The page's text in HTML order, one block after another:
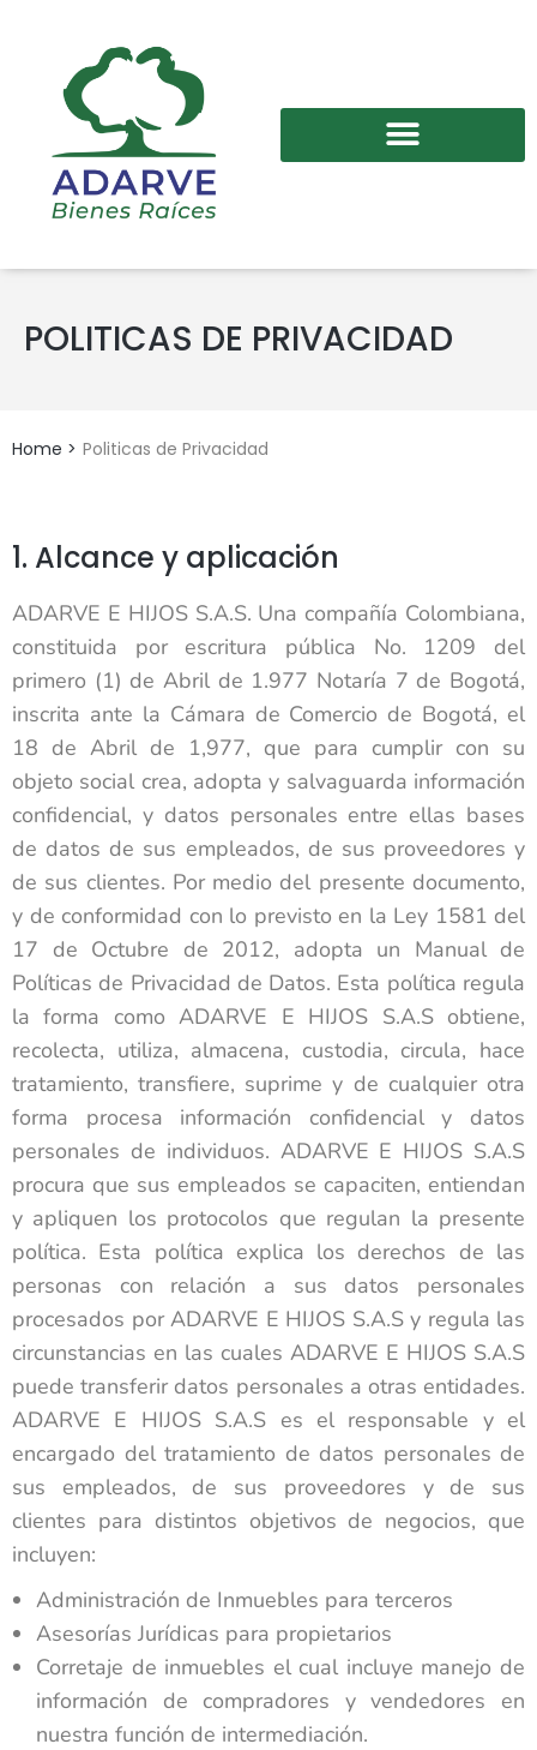
POLITICAS DE PRIVACIDAD
Home > Politicas de Privacidad
1. Alcance y aplicación
ADARVE E HIJOS S.A.S. Una compañía Colombiana,
constituida por escritura pública No. 1209 del
primero (1) de Abril de 1.977 Notaría 7 de Bogotá,
inscrita ante la Cámara de Comercio de Bogotá, el
18 de Abril de 1,977, que para cumplir con su
objeto social crea, adopta y salvaguarda información
confidencial, y datos personales entre ellas bases
de datos de sus empleados, de sus proveedores y
de sus clientes. Por medio del presente documento,
y de conformidad con lo previsto en la Ley 1581 del
17 de Octubre de 2012, adopta un Manual de
Políticas de Privacidad de Datos. Esta política regula
la forma como ADARVE E HIJOS S.A.S obtiene,
recolecta, utiliza, almacena, custodia, circula, hace
tratamiento, transfiere, suprime y de cualquier otra
forma procesa información confidencial y datos
personales de individuos. ADARVE E HIJOS S.A.S
procura que sus empleados se capaciten, entiendan
y apliquen los protocolos que regulan la presente
política. Esta política explica los derechos de las
personas con relación a sus datos personales
procesados por ADARVE E HIJOS S.A.S y regula las
circunstancias en las cuales ADARVE E HIJOS S.A.S
puede transferir datos personales a otras entidades.
ADARVE E HIJOS S.A.S es el responsable y el
encargado del tratamiento de datos personales de
sus empleados, de sus proveedores y de sus
clientes para distintos objetivos de negocios, que
incluyen:
Administración de Inmuebles para terceros
Asesorías Jurídicas para propietarios
Corretaje de inmuebles el cual incluye manejo de
información de compradores y vendedores en
nuestra función de intermediación.